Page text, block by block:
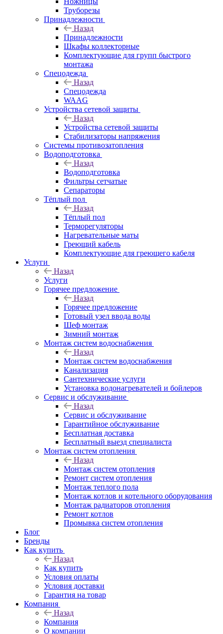
Труборезы
Принадлежности
Назад
Принадлежности
Шкафы коллекторные
Комплектующие для групп быстрого
монтажа
Спецодежда
Назад
Спецодежда
WAAG
Устройства сетевой защиты
Назад
Устройства сетевой защиты
Стабилизаторы напряжения
Системы противозатопления
Водоподготовка
Назад
Водоподготовка
Фильтры сетчатые
Сепараторы
Тёплый пол
Назад
Тёплый пол
Терморегуляторы
Нагревательные маты
Греющий кабель
Комплектующие для греющего кабеля
Услуги
Назад
Услуги
Горячее предложение
Назад
Горячее предложение
Готовый узел ввода воды
Шеф монтаж
Зимний монтаж
Монтаж систем водоснабжения
Назад
Монтаж систем водоснабжения
Канализация
Сантехнические услуги
Установка водонагревателей и бойлеров
Сервис и обслуживание
Назад
Сервис и обслуживание
Гарантийное обслуживание
Бесплатная доставка
Бесплатный выезд специалиста
Монтаж систем отопления
Назад
Монтаж систем отопления
Ремонт систем отопления
Монтаж теплого пола
Монтаж котлов и котельного оборудования
Монтаж радиаторов отопления
Ремонт котлов
Промывка систем отопления
Блог
Бренды
Как купить
Назад
Как купить
Условия оплаты
Условия доставки
Гарантия на товар
Компания
Назад
Компания
О компании